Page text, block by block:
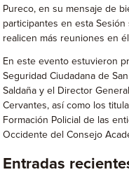
Pureco, en su mensaje de
participantes en esta
realicen más reuniones en
En este evento estuvieron
Seguridad Ciudadana de
Saldaña y el Director
Cervantes, así como los
Formación Policial de las
Occidente del Consejo
Entradas